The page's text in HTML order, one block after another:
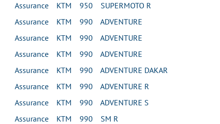
Assurance KTM 950 SUPERMOTO R
Assurance KTM 990 ADVENTURE
Assurance KTM 990 ADVENTURE
Assurance KTM 990 ADVENTURE
Assurance KTM 990 ADVENTURE DAKAR
Assurance KTM 990 ADVENTURE R
Assurance KTM 990 ADVENTURE S
Assurance KTM 990 SM R